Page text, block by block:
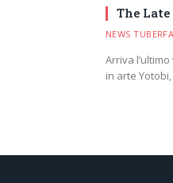
The
NEWS
Arriva
in arte